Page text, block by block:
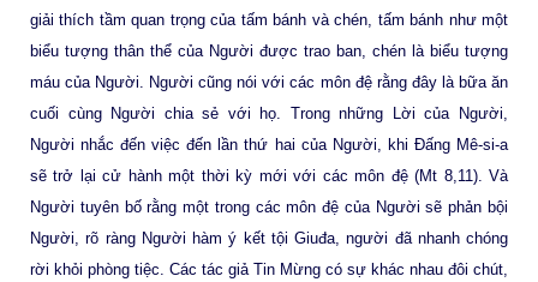
giải thích tầm quan trọng của tấm bánh và chén, tấm bánh như một
biểu tượng thân thể của Người được trao ban, chén là biểu tượng
máu của Người. Người cũng nói với các môn đệ rằng đây là bữa ăn
cuối cùng Người chia sẻ với họ. Trong những Lời của Người,
Người nhắc đến việc đến lần thứ hai của Người, khi Đấng Mê-si-a
sẽ trở lại cử hành một thời kỳ mới với các môn đệ (Mt 8,11). Và
Người tuyên bố rằng một trong các môn đệ của Người sẽ phản bội
Người, rõ ràng Người hàm ý kết tội Giuđa, người đã nhanh chóng
rời khỏi phòng tiệc. Các tác giả Tin Mừng có sự khác nhau đôi chút,